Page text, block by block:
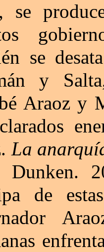
se
se
y
Araoz y
La
Dunken.
de